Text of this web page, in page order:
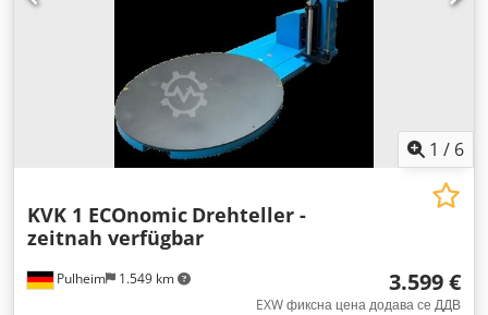
1 / 6
Pulheim 1.549 km
KVK 1 ECOnomic Drehteller -
zeitnah verfügbar
3.599 €
EXW фиксна цена додава се ДДВ